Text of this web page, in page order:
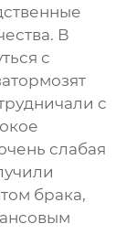
В
с
с
слабая
брака,